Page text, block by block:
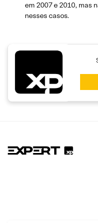
em 2007 e 2010, mas
nesses casos.